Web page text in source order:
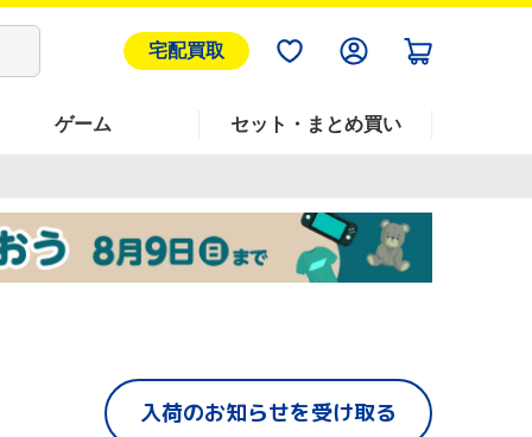
宅配買取
ゲーム セット・まとめ買い
入荷のお知らせを受け取る